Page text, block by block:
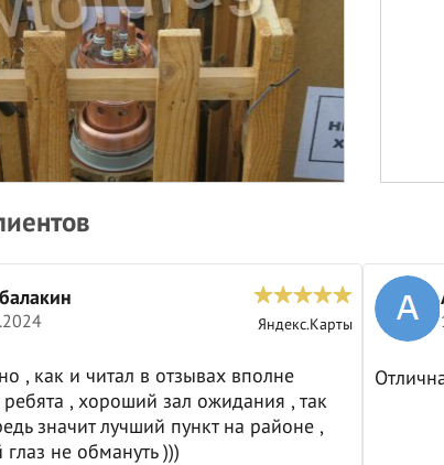
Яндекс.Карты
, как и читал в отзывах вполне
, хороший зал ожидания , так
значит лучший пункт на районе ,
не обмануть )))